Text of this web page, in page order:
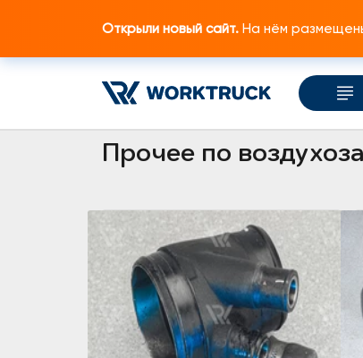
Открыли новый сайт. На нём
Главная Каталог запчастей
Прочее по